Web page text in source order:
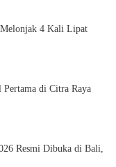
4 Kali Lipat
Pertama di Citra Raya
Resmi Dibuka di Bali,